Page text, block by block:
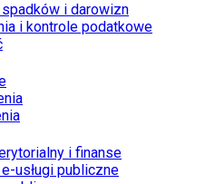
i darowizn
i kontrole podatkowe
i finanse
usługi publiczne